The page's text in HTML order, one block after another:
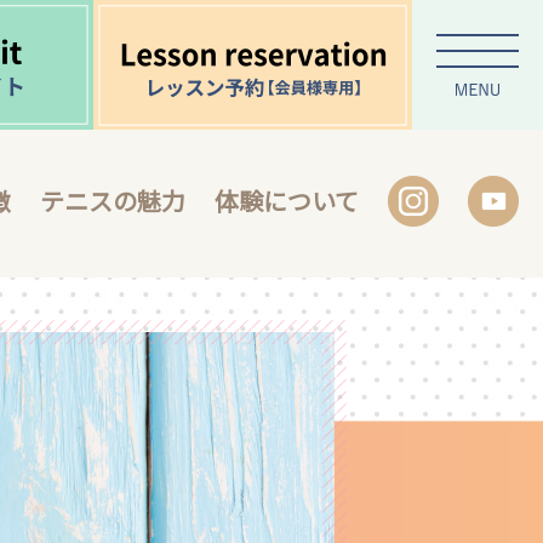
テニスの魅力 体験について